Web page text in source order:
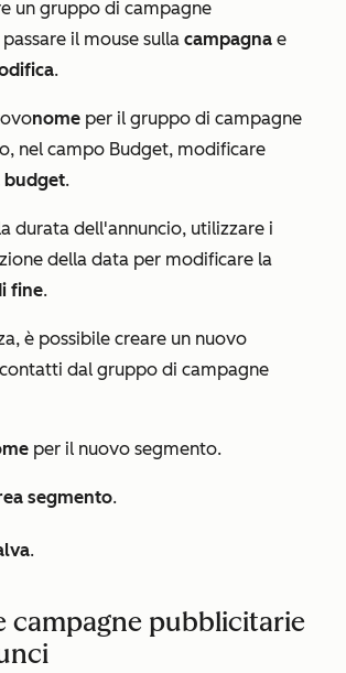
un gruppo di campagne
il mouse sulla campagna e
.
nome per il gruppo di campagne
nel campo Budget, modificare
.
durata dell'annuncio, utilizzare i
della data per modificare la
fine.
, è possibile creare un nuovo
dal gruppo di campagne
per il nuovo segmento.
segmento.
.
campagne pubblicitarie